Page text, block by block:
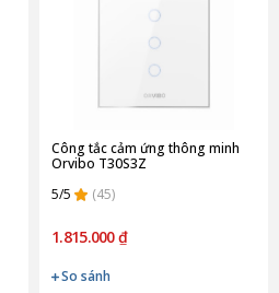
Công tắc cảm ứng thông minh
Orvibo T30S3Z
5/5
(45)
1.815.000 ₫
So sánh